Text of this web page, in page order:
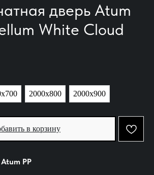
дверь Atum
White Cloud
2000х800 2000х900
в корзину
PР